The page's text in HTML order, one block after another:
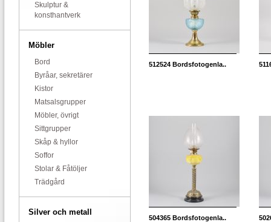
Skulptur &
konsthantverk
Möbler
Bord
Byråar, sekretärer
Kistor
Matsalsgrupper
Möbler, övrigt
Sittgrupper
Skåp & hyllor
Soffor
Stolar & Fåtöljer
Trädgård
Silver och metall
512524 Bordsfotogenla..
504365 Bordsfotogenla..